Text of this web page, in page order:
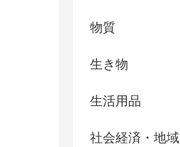
物質
生き物
生活用品
社会経済・地域